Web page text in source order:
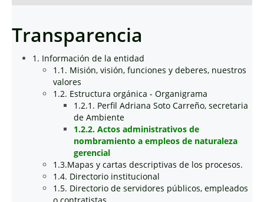
Transparencia
1. Información de la entidad
1.1. Misión, visión, funciones y deberes, nuestros
valores
1.2. Estructura orgánica - Organigrama
1.2.1. Perfil Adriana Soto Carreño, secretaria
de Ambiente
1.2.2. Actos administrativos de
nombramiento a empleos de naturaleza
gerencial
1.3.Mapas y cartas descriptivas de los procesos.
1.4. Directorio institucional
1.5. Directorio de servidores públicos, empleados